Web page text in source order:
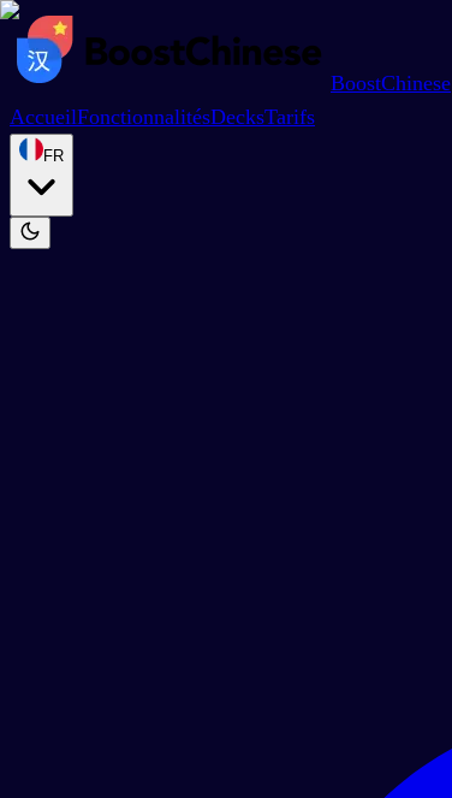
BoostChinese
AccueilFonctionnalitésDecksTarifs
FR